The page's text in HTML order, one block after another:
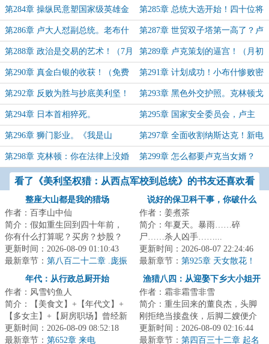
击！（万订了兄弟们！） 污蔑是英国间谍！？
第284章 操纵民意塑国家级英雄金
身！
第285章 总统大选开始！四十位将
军齐敬礼！
第286章 卢大人怼副总统。老布什
的驭下之术。
第287章 世贸双子塔第一高了？卢
克摘副荣升主任。（求月票！快过期
了）
第288章 政治是交易的艺术！（7月
最后一天，求要过期的月票！）
第289章 卢克策划的逼宫！（月初
求月票！）
第290章 真金白银的收获！（免费
第一章，求月票！）
第291章 计划成功！小布什惨败密
歇根州（免费第二章，求月票！）
第292章 反败为胜与抄底美利坚！
（求月票）
第293章 黑色外交护照。克林顿戈
尔的决裂。（还有月票不？来张！）
第294章 日本首相猝死。 第295章 国家安全委员会，卢主
任！正处级。
第296章 狮门影业。《我是山
姆》。（求月票！）
第297章 全面收割纳斯达克！新电
影确定。（求月票！求月票！求月
票！）
第298章 克林顿：你在法律上没婚
姻关系了吧？
第299章 怎么都要卢克当女婿？
看了《美利坚权猎：从西点军校到总统》的书友还喜欢看
整座大山都是我的猎场
作者：百李山中仙
简介：假如重生回到四十年前，
你有什么打算呢？买房？炒股？
屯古董？捣腾国债卷？……不！
赵军觉得只要自...
更新时间：2026-08-09 01:10:43
最新章节： 第八百二十二章 .庞振
东:快跑！
说好的保卫科干事，你破什么
作者：姜煮茶
简介：年夏天。暴雨……碎
尸……杀人凶手……...
更新时间：2026-08-07 22:24:46
最新章节： 第925章 天女散花！
年代：从行政总厨开始
作者：风雪钓鱼人
简介：【美食文】+【年代文】+
【多女主】+【厨房职场】曾经新
式融合菜掌门人陈芝虎重生了。
看着眼前的破...
更新时间：2026-08-09 08:52:18
最新章节： 第652章 来电
渔猎八四：从迎娶下乡大小姐开
始
作者：霜非霜雪非雪
简介：重生回来的董良杰，头脚
刚拒绝当接盘侠，后脚二嫂便介
绍来了一个大小姐。她就像冬日
的暖阳，靠近便...
更新时间：2026-08-09 02:16:44
最新章节： 第四百三十二章 起名